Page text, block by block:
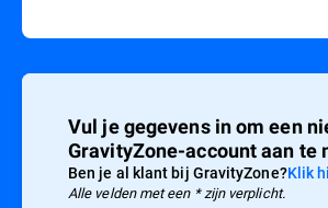
Vul je gegevens in om een
GravityZone-account aan te
Ben je al klant bij GravityZone?Klik
Alle velden met een * zijn verplicht.